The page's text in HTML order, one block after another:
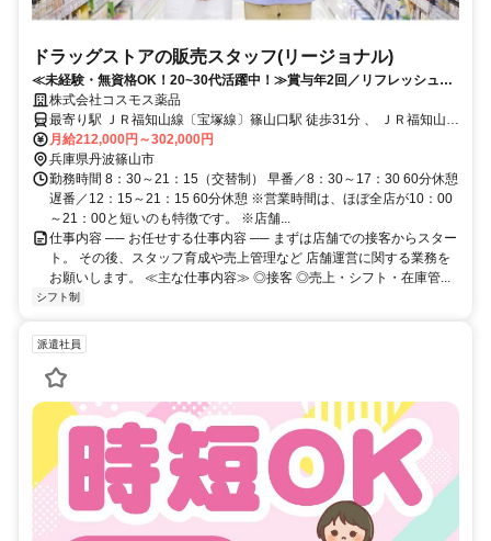
ドラッグストアの販売スタッフ(リージョナル)
≪未経験・無資格OK！20~30代活躍中！≫賞与年2回／リフレッシュ休
暇取得率100％／研修制度充実
株式会社コスモス薬品
最寄り駅 ＪＲ福知山線〔宝塚線〕篠山口駅 徒歩31分 、 ＪＲ福知山線
〔宝塚線〕丹波大山駅 徒歩38分 、 ＪＲ福知山線〔宝塚線〕南矢代駅
徒歩58分
月給212,000円～302,000円
兵庫県丹波篠山市
勤務時間 8：30～21：15（交替制） 早番／8：30～17：30 60分休憩
遅番／12：15～21：15 60分休憩 ※営業時間は、ほぼ全店が10：00
～21：00と短いのも特徴です。 ※店舗...
仕事内容 ── お任せする仕事内容 ── まずは店舗での接客からスター
ト。 その後、スタッフ育成や売上管理など 店舗運営に関する業務を
お願いします。 ≪主な仕事内容≫ ◎接客 ◎売上・シフト・在庫管...
シフト制
派遣社員